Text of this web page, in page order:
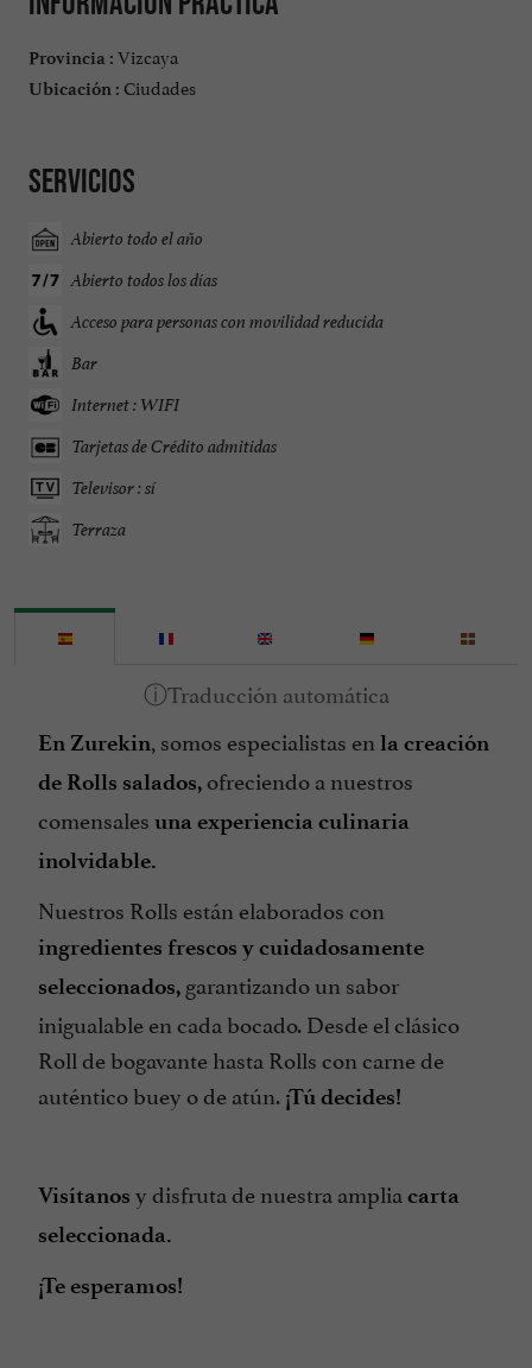
Provincia : Vizcaya
Ubicación : Ciudades
Servicios
Abierto todo el año
Abierto todos los días
Acceso para personas con movilidad reducida
Bar
Internet : WIFI
Tarjetas de Crédito admitidas
Televisor : sí
Terraza
En Zurekin, somos especialistas en la creación
de Rolls salados, ofreciendo a nuestros
comensales una experiencia culinaria
inolvidable.
Nuestros Rolls están elaborados con
ingredientes frescos y cuidadosamente
seleccionados, garantizando un sabor
inigualable en cada bocado. Desde el clásico
Roll de bogavante hasta Rolls con carne de
auténtico buey o de atún. ¡Tú decides!
Visítanos y disfruta de nuestra amplia carta
seleccionada.
¡Te esperamos!